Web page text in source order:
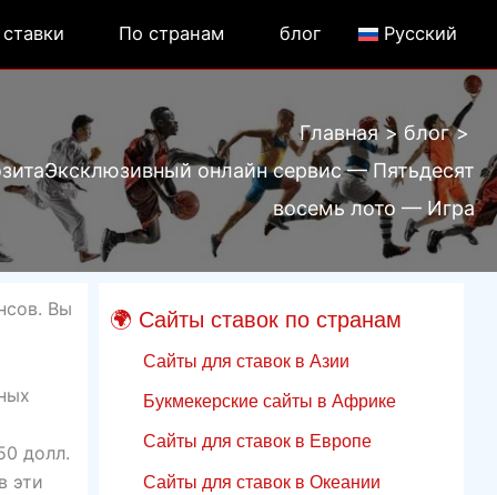
По странам блог Русский
Главная
блог
онлайн сервис — Пятьдесят
восемь лото — Игра
Вы
долл.
эти
🌍 Сайты ставок по странам
Сайты для ставок в Азии
Букмекерские сайты в Африке
Сайты для ставок в Европе
Сайты для ставок в Океании